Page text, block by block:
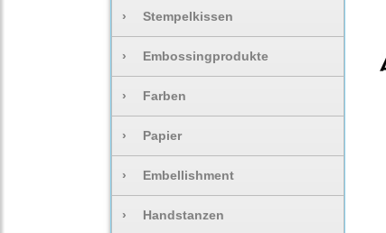
› Stempelkissen
› Embossingprodukte
› Farben
› Papier
› Embellishment
› Handstanzen